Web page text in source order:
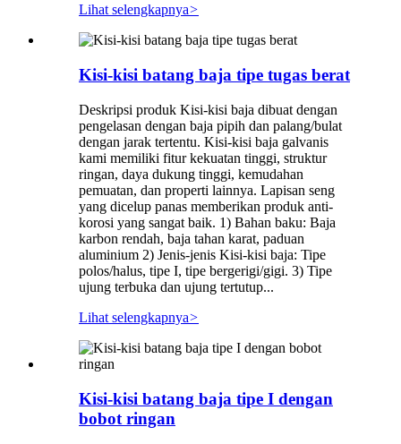
Lihat selengkapnya>
Kisi-kisi batang baja tipe tugas berat
Deskripsi produk Kisi-kisi baja dibuat dengan
pengelasan dengan baja pipih dan palang/bulat
dengan jarak tertentu. Kisi-kisi baja galvanis
kami memiliki fitur kekuatan tinggi, struktur
ringan, daya dukung tinggi, kemudahan
pemuatan, dan properti lainnya. Lapisan seng
yang dicelup panas memberikan produk anti-
korosi yang sangat baik. 1) Bahan baku: Baja
karbon rendah, baja tahan karat, paduan
aluminium 2) Jenis-jenis Kisi-kisi baja: Tipe
polos/halus, tipe I, tipe bergerigi/gigi. 3) Tipe
ujung terbuka dan ujung tertutup...
Lihat selengkapnya>
Kisi-kisi batang baja tipe I dengan
bobot ringan